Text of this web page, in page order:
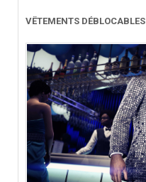
VËTEMENTS DÉBLOCABLES